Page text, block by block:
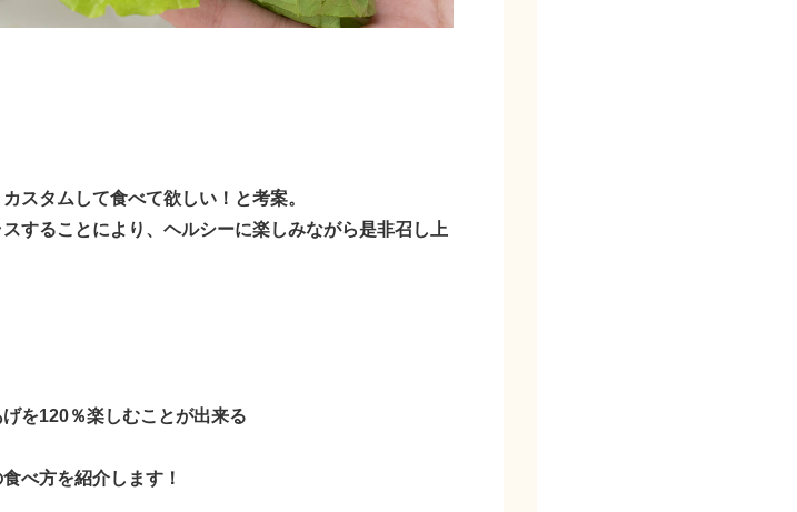
スタムして食べて欲しい！と考案。
することにより、ヘルシーに楽しみながら是非召し上
を120％楽しむことが出来る
べ方を紹介します！